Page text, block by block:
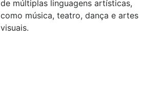
de múltiplas linguagens artísticas,
como música, teatro, dança e artes
visuais.